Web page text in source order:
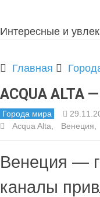
Интересные и
Главная
ACQUA
Города мира
Acqua Alta
Венеция
Венеция —
каналы